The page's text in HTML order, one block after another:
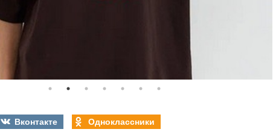
Вконтакте Одноклассники